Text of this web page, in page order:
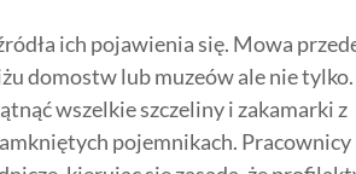
ich pojawienia się. Mowa
domostw lub muzeów ale nie
wszelkie szczeliny i zakamarki z
pojemnikach. Pracownicy